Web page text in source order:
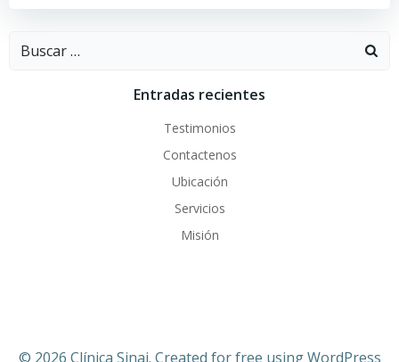
Buscar:
Entradas recientes
Testimonios
Contactenos
Ubicación
Servicios
Misión
© 2026 Clí­nica Sinai. Created for free using WordPress